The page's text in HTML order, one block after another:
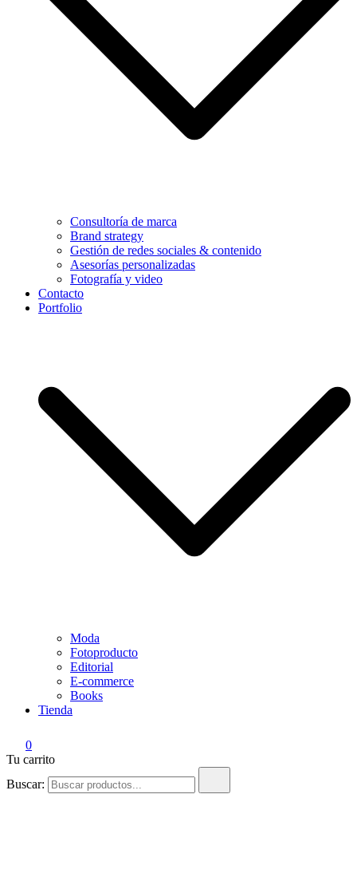
Consultoría de marca
Brand strategy
Gestión de redes sociales & contenido
Asesorías personalizadas
Fotografía y video
Contacto
Portfolio
Moda
Fotoproducto
Editorial
E-commerce
Books
Tienda
0
Tu carrito
Buscar: